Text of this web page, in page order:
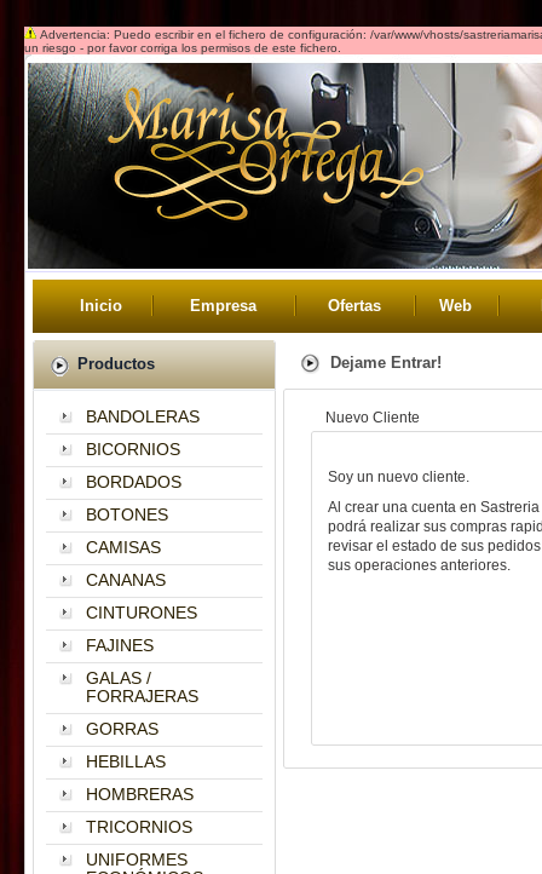
Advertencia: Puedo escribir en el fichero de configuración: /var/www/vhosts/
un riesgo - por favor corriga los permisos de este fichero.
Inicio Empresa Ofertas Web
Productos
BANDOLERAS
BICORNIOS
BORDADOS
BOTONES
CAMISAS
CANANAS
CINTURONES
FAJINES
GALAS /
FORRAJERAS
GORRAS
HEBILLAS
HOMBRERAS
TRICORNIOS
UNIFORMES
Dejame Entrar!
Nuevo Cliente
Soy un nuevo cliente.
Al crear una cuenta en
podrá realizar sus compras
revisar el estado de sus
sus operaciones anteriores.